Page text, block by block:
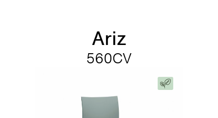
Ariz
560CV